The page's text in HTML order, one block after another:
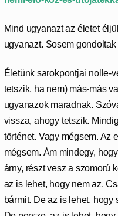
Mind ugyanazt az életet
ugyanazt. Sosem
Életünk sarokpontjai nolle-
tetszik, ha nem) más-más
ugyanazok maradnak.
vissza, ahogy tetszik.
történet. Vagy mégsem. Az
mégsem. Ám mindegy,
árny, részt vesz a szomorú
az is lehet, hogy nem az.
bármit. De az is lehet, hogy